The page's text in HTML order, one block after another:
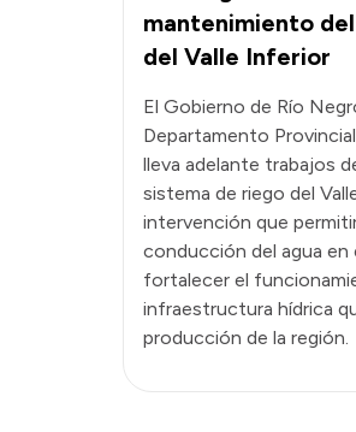
mantenimiento
del Valle Inferior
El Gobierno de Río
Departamento
lleva adelante trabajos
sistema de riego del
intervención que
conducción del agua en
fortalecer el
infraestructura hídrica
producción de la región.